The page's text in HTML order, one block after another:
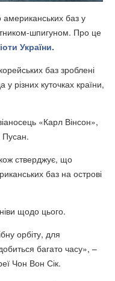
баз у
шпигуном. Про це
України.
баз зроблені
різних куточках країни,
«Карл Вінсон»,
Пусан.
стверджує, що
баз на острові
щодо цього.
орбіту, для
багато часу», –
Чон Вон Сік.